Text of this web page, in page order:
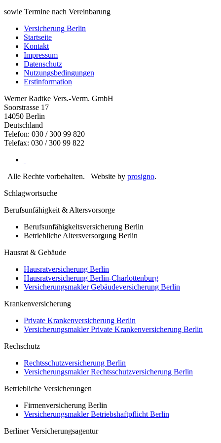
sowie Termine nach Vereinbarung
Versicherung Berlin
Startseite
Kontakt
Impressum
Datenschutz
Nutzungsbedingungen
Erstinformation
Werner Radtke Vers.-Verm. GmbH
Soorstrasse 17
14050 Berlin
Deutschland
Telefon: 030 / 300 99 820
Telefax: 030 / 300 99 822
Alle Rechte vorbehalten. Website by prosigno.
Schlagwortsuche
Berufsunfähigkeit & Altersvorsorge
Berufsunfähigkeitsversicherung Berlin
Betriebliche Altersversorgung Berlin
Hausrat & Gebäude
Hausratversicherung Berlin
Hausratversicherung Berlin-Charlottenburg
Versicherungsmakler Gebäudeversicherung Berlin
Krankenversicherung
Private Krankenversicherung Berlin
Versicherungsmakler Private Krankenversicherung Berlin
Rechschutz
Rechtsschutzversicherung Berlin
Versicherungsmakler Rechtsschutzversicherung Berlin
Betriebliche Versicherungen
Firmenversicherung Berlin
Versicherungsmakler Betriebshaftpflicht Berlin
Berliner Versicherungsagentur